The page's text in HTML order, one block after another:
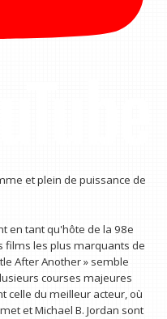
et plein de puissance de
en tant qu'hôte de la 98e
films les plus marquants de
After Another » semble
courses majeures
celle du meilleur acteur, où
et Michael B. Jordan sont